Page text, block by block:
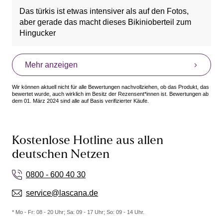
Das türkis ist etwas intensiver als auf den Fotos,
aber gerade das macht dieses Bikinioberteil zum
Hingucker
Mehr anzeigen
Wir können aktuell nicht für alle Bewertungen nachvollziehen, ob das Produkt, das
bewertet wurde, auch wirklich im Besitz der Rezensent*innen ist. Bewertungen ab
dem 01. März 2024 sind alle auf Basis verifizierter Käufe.
Kostenlose Hotline aus allen
deutschen Netzen
0800 - 600 40 30
service@lascana.de
* Mo - Fr: 08 - 20 Uhr; Sa: 09 - 17 Uhr; So: 09 - 14 Uhr.